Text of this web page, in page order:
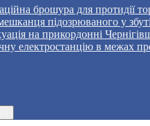
брошура для протидії
підозрюваного у
на прикордонні
електростанцію в межах